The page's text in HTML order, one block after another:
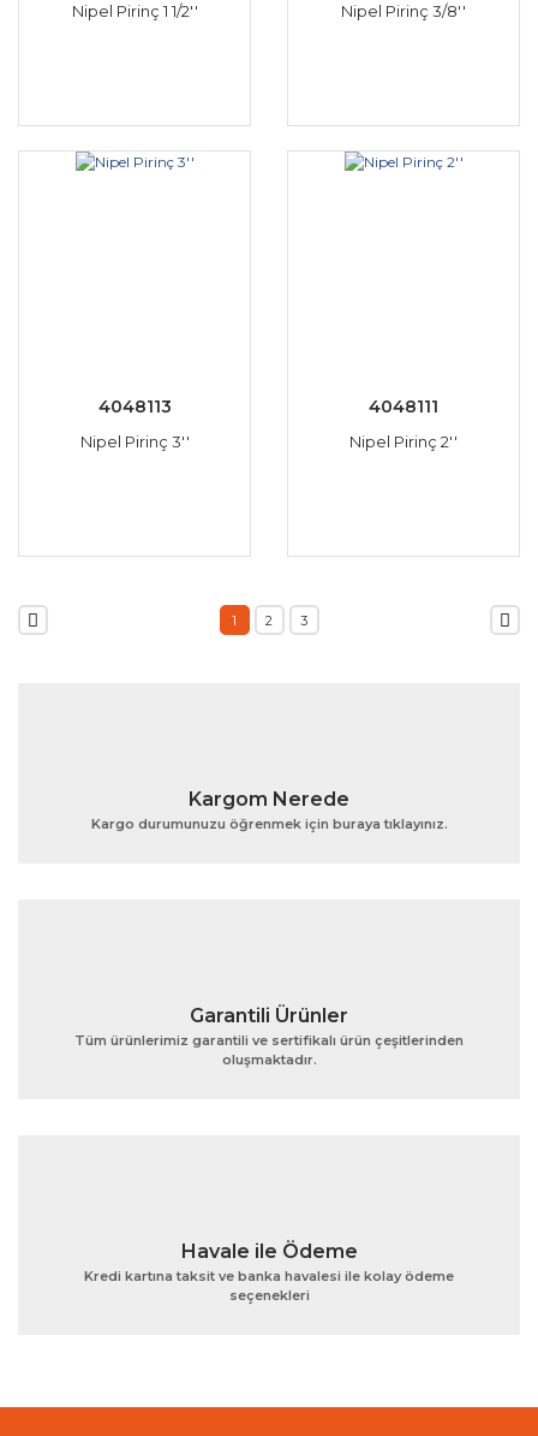
Nipel Pirinç 1 1/2'' Nipel Pirinç 3/8''
4048113
Nipel Pirinç 3''
4048111
Nipel Pirinç 2''
1 2 3
Kargom Nerede
Kargo durumunuzu öğrenmek için buraya tıklayınız.
Garantili Ürünler
Tüm ürünlerimiz garantili ve sertifikalı ürün çeşitlerinden
oluşmaktadır.
Havale ile Ödeme
Kredi kartına taksit ve banka havalesi ile kolay ödeme
seçenekleri